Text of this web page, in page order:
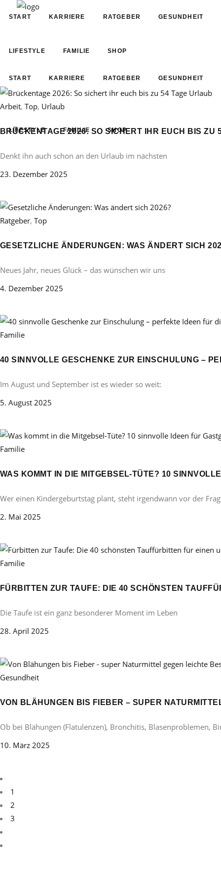
START KARRIERE RATGEBER GESUNDHEIT
LIFESTYLE FAMILIE SHOP
START KARRIERE RATGEBER GESUNDHEIT
LIFESTYLE FAMILIE SHOP
Arbeit, Top, Urlaub
BRÜCKENTAGE 2026: SO SICHERT IHR EUCH BIS ZU
Denkt ihn auch schon an den Urlaub im nächsten
23. Dezember 2025
Ratgeber, Top
GESETZLICHE ÄNDERUNGEN: WAS ÄNDERT SICH
Neues Jahr, neues Glück – das wünschen wir uns
4. Dezember 2025
Familie
40 SINNVOLLE GESCHENKE ZUR EINSCHULUNG –
Im August und September ist es wieder so weit:
5. August 2025
Familie
WAS KOMMT IN DIE MITGEBSEL-TÜTE? 10
Wer einen Kindergeburtstag plant, steht irgendwann vor der
2. Mai 2025
Familie
FÜRBITTEN ZUR TAUFE: DIE 40 SCHÖNSTEN
Die Taufe ist ein ganz besonderer Moment im Leben
28. April 2025
Gesundheit
VON BLÄHUNGEN BIS FIEBER – SUPER
Ob bei Blähungen (Flatulenzen), Bronchitis, Blasenproblemen,
10. März 2025
1
2
3